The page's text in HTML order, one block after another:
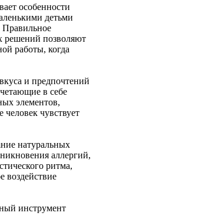
особенности
детьми
Правильное
решений позволяют
работы, когда
и предпочтений
в себе
элементов,
чувствует
натуральных
аллергий,
ритма,
воздействие
инструмент